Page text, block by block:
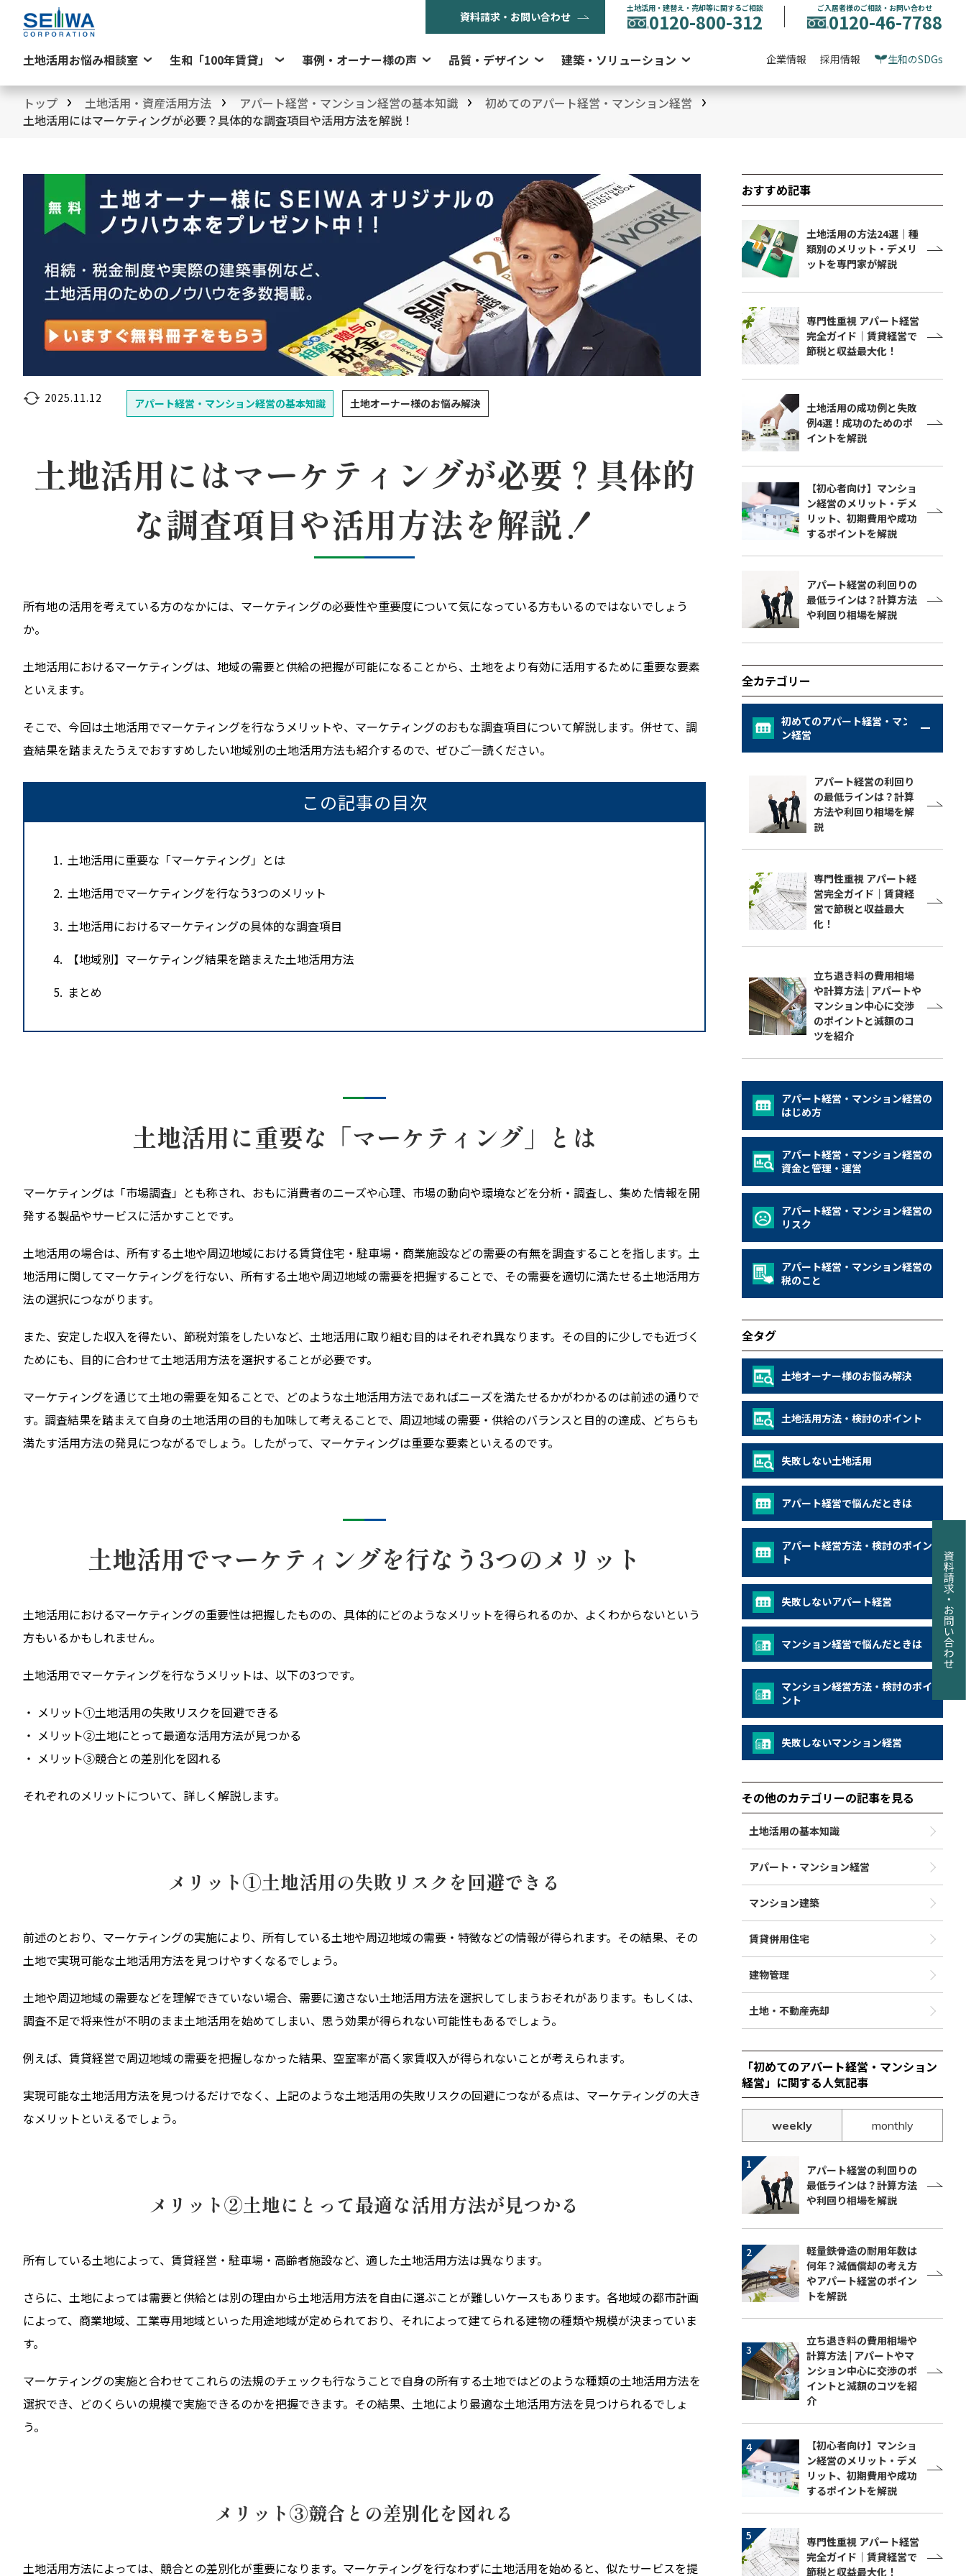
資料請求・お問い合わせ
土地活用・建替え・売却等に関するご相談
0120-800-312
ご入居者様のご相談・お問い合わせ
0120-46-7788
土地活用お悩み相談室 生和「100年賃貸」 事例・オーナー様の声 品質・デザイン 建築・ソリューション 企業情報 採用情報 生和のSDGs
トップ 土地活用・資産活用方法 アパート経営・マンション経営の基本知識
初めてのアパート経営・マンション経営
土地活用にはマーケティングが必要？具体的な調査項目や活用方法を解説！
2025.11.12 アパート経営・マンション経営の基本知識 土地オーナー様のお悩み解決
土地活用にはマーケティングが必要？具体的
な調査項目や活用方法を解説！
所有地の活用を考えている方のなかには、マーケティングの必要性や重要度について気になっている方もいるのではないでしょう
か。
土地活用におけるマーケティングは、地域の需要と供給の把握が可能になることから、土地をより有効に活用するために重要な要素
といえます。
そこで、今回は土地活用でマーケティングを行なうメリットや、マーケティングのおもな調査項目について解説します。併せて、調
査結果を踏まえたうえでおすすめしたい地域別の土地活用方法も紹介するので、ぜひご一読ください。
この記事の目次
1 土地活用に重要な「マーケティング」とは
2 土地活用でマーケティングを行なう3つのメリット
3 土地活用におけるマーケティングの具体的な調査項目
4
【地域別】マーケティング結果を踏まえた土地活用方法
5 まとめ
土地活用に重要な「マーケティング」とは
マーケティングは「市場調査」とも称され、おもに消費者のニーズや心理、市場の動向や環境などを分析・調査し、集めた情報を開
発する製品やサービスに活かすことです。
土地活用の場合は、所有する土地や周辺地域における賃貸住宅・駐車場・商業施設などの需要の有無を調査することを指します。土
地活用に関してマーケティングを行ない、所有する土地や周辺地域の需要を把握することで、その需要を適切に満たせる土地活用方
法の選択につながります。
また、安定した収入を得たい、節税対策をしたいなど、土地活用に取り組む目的はそれぞれ異なります。その目的に少しでも近づく
ためにも、目的に合わせて土地活用方法を選択することが必要です。
マーケティングを通じて土地の需要を知ることで、どのような土地活用方法であればニーズを満たせるかがわかるのは前述の通りで
す。調査結果を踏まえて自身の土地活用の目的も加味して考えることで、周辺地域の需要・供給のバランスと目的の達成、どちらも
満たす活用方法の発見につながるでしょう。したがって、マーケティングは重要な要素といえるのです。
土地活用でマーケティングを行なう3つのメリット
土地活用におけるマーケティングの重要性は把握したものの、具体的にどのようなメリットを得られるのか、よくわからないという
方もいるかもしれません。
土地活用でマーケティングを行なうメリットは、以下の3つです。
・ メリット①土地活用の失敗リスクを回避できる
・ メリット②土地にとって最適な活用方法が見つかる
・ メリット③競合との差別化を図れる
それぞれのメリットについて、詳しく解説します。
メリット①土地活用の失敗リスクを回避できる
前述のとおり、マーケティングの実施により、所有している土地や周辺地域の需要・特徴などの情報が得られます。その結果、その
土地で実現可能な土地活用方法を見つけやすくなるでしょう。
土地や周辺地域の需要などを理解できていない場合、需要に適さない土地活用方法を選択してしまうおそれがあります。もしくは、
調査不足で将来性が不明のまま土地活用を始めてしまい、思う効果が得られない可能性もあるでしょう。
例えば、賃貸経営で周辺地域の需要を把握しなかった結果、空室率が高く家賃収入が得られないことが考えられます。
実現可能な土地活用方法を見つけるだけでなく、上記のような土地活用の失敗リスクの回避につながる点は、マーケティングの大き
なメリットといえるでしょう。
メリット②土地にとって最適な活用方法が見つかる
所有している土地によって、賃貸経営・駐車場・高齢者施設など、適した土地活用方法は異なります。
さらに、土地によっては需要と供給とは別の理由から土地活用方法を自由に選ぶことが難しいケースもあります。各地域の都市計画
によって、商業地域、工業専用地域といった用途地域が定められており、それによって建てられる建物の種類や規模が決まっていま
す。
マーケティングの実施と合わせてこれらの法規のチェックも行なうことで自身の所有する土地ではどのような種類の土地活用方法を
選択でき、どのくらいの規模で実施できるのかを把握できます。その結果、土地により最適な土地活用方法を見つけられるでしょ
う。
メリット③競合との差別化を図れる
土地活用方法によっては、競合との差別化が重要になります。マーケティングを行なわずに土地活用を始めると、似たサービスを提
おすすめ記事
土地活用の方法24選｜種
類別のメリット・デメリ
ットを専門家が解説
専門性重視 アパート経営
完全ガイド｜賃貸経営で
節税と収益最大化！
土地活用の成功例と失敗
例4選！成功のためのポ
イントを解説
【初心者向け】マンショ
ン経営のメリット・デメ
リット、初期費用や成功
するポイントを解説
アパート経営の利回りの
最低ラインは？計算方法
や利回り相場を解説
全カテゴリー
初めてのアパート経営・マンショ
ン経営
アパート経営の利回り
の最低ラインは？計算
方法や利回り相場を解
説
専門性重視 アパート経
営完全ガイド｜賃貸経
営で節税と収益最大
化！
立ち退き料の費用相場
や計算方法 | アパートや
マンション中心に交渉
のポイントと減額のコ
ツを紹介
アパート経営・マンション経営の
はじめ方
アパート経営・マンション経営の
資金と管理・運営
アパート経営・マンション経営の
リスク
アパート経営・マンション経営の
税のこと
全タグ
土地オーナー様のお悩み解決
土地活用方法・検討のポイント
失敗しない土地活用
アパート経営で悩んだときは
アパート経営方法・検討のポイン
ト
失敗しないアパート経営
マンション経営で悩んだときは
マンション経営方法・検討のポイ
ント
失敗しないマンション経営
その他のカテゴリーの記事を見る
土地活用の基本知識
アパート・マンション経営
マンション建築
賃貸併用住宅
建物管理
土地・不動産売却
「初めてのアパート経営・マンション
経営」に関する人気記事
weekly monthly
アパート経営の利回りの
最低ラインは？計算方法
や利回り相場を解説
軽量鉄骨造の耐用年数は
何年？減価償却の考え方
やアパート経営のポイン
トを解説
立ち退き料の費用相場や
計算方法 | アパートやマ
ンション中心に交渉のポ
イントと減額のコツを紹
介
【初心者向け】マンショ
ン経営のメリット・デメ
リット、初期費用や成功
するポイントを解説
専門性重視 アパート経営
完全ガイド｜賃貸経営で
節税と収益最大化！